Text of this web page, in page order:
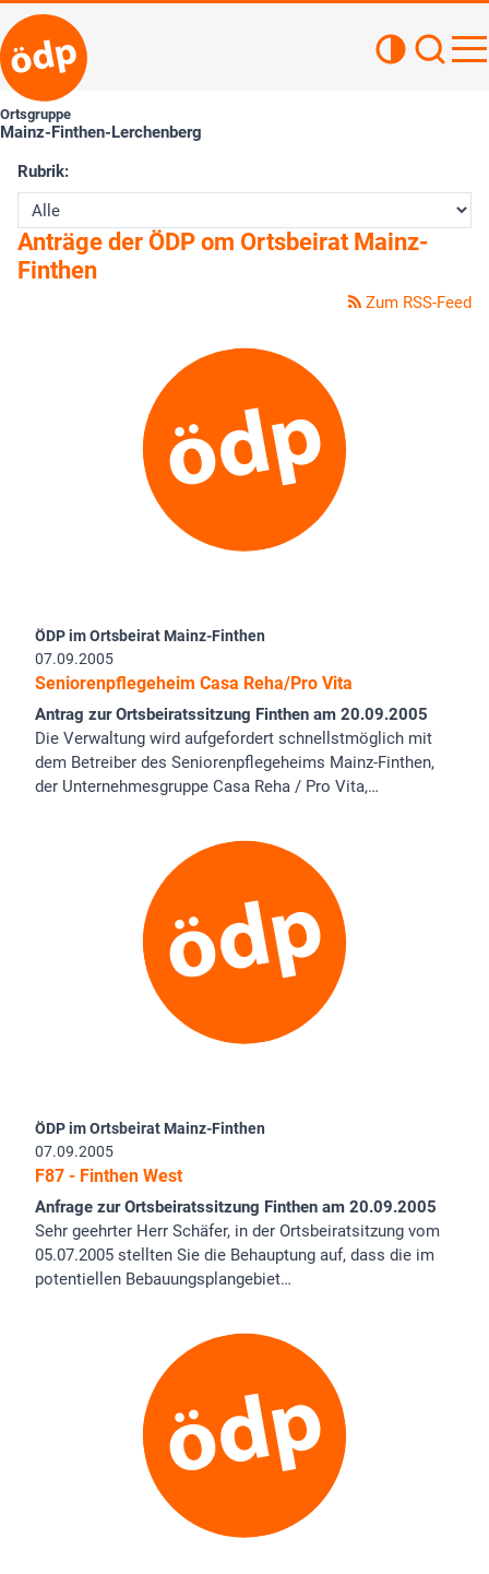
Ortsgruppe
Mainz-Finthen-Lerchenberg
Rubrik:
Anträge der ÖDP om Ortsbeirat Mainz-
Finthen
Zum RSS-Feed
ÖDP im Ortsbeirat Mainz-Finthen
07.09.2005
Seniorenpflegeheim Casa Reha/Pro Vita
Antrag zur Ortsbeiratssitzung Finthen am 20.09.2005
Die Verwaltung wird aufgefordert schnellstmöglich mit
dem Betreiber des Seniorenpflegeheims Mainz-Finthen,
der Unternehmesgruppe Casa Reha / Pro Vita,…
ÖDP im Ortsbeirat Mainz-Finthen
07.09.2005
F87 - Finthen West
Anfrage zur Ortsbeiratssitzung Finthen am 20.09.2005
Sehr geehrter Herr Schäfer, in der Ortsbeiratsitzung vom
05.07.2005 stellten Sie die Behauptung auf, dass die im
potentiellen Bebauungsplangebiet…